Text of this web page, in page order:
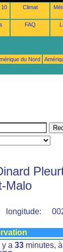
Climat
FAQ
du Nord
Malo
y a 33minutes, à